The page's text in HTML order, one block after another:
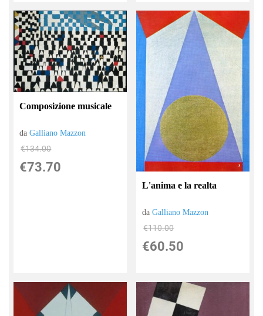
Composizione musicale
daGalliano Mazzon
€134.00
€73.70
L'anima e la realta
daGalliano Mazzon
€110.00
€60.50